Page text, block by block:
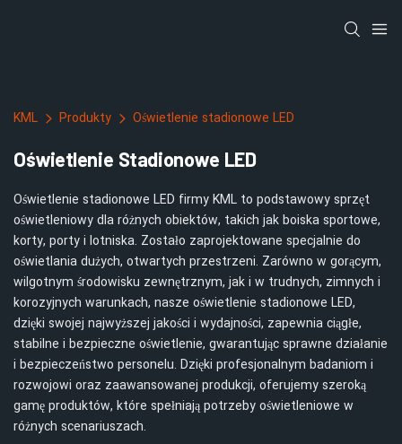
KML Produkty Oświetlenie stadionowe LED
Oświetlenie Stadionowe LED
Oświetlenie stadionowe LED firmy KML to podstawowy sprzęt
oświetleniowy dla różnych obiektów, takich jak boiska sportowe,
korty, porty i lotniska. Zostało zaprojektowane specjalnie do
oświetlania dużych, otwartych przestrzeni. Zarówno w gorącym,
wilgotnym środowisku zewnętrznym, jak i w trudnych, zimnych i
korozyjnych warunkach, nasze oświetlenie stadionowe LED,
dzięki swojej najwyższej jakości i wydajności, zapewnia ciągłe,
stabilne i bezpieczne oświetlenie, gwarantując sprawne działanie
i bezpieczeństwo personelu. Dzięki profesjonalnym badaniom i
rozwojowi oraz zaawansowanej produkcji, oferujemy szeroką
gamę produktów, które spełniają potrzeby oświetleniowe w
różnych scenariuszach.